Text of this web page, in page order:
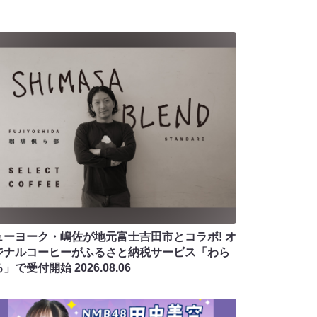
ーヨーク・嶋佐が地元富士吉田市とコラボ! オ
ナルコーヒーがふるさと納税サービス「わら
」で受付開始2026.08.06